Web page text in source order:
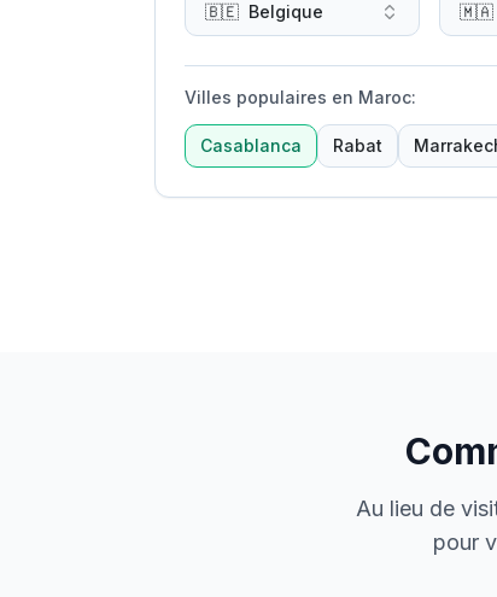
🇧🇪 Belgique 🇲🇦
Villes populaires en Maroc:
Casablanca Rabat
Au lieu de
pour